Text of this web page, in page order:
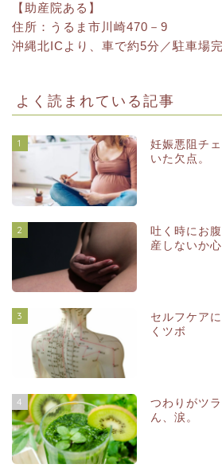
【助産院ある】
住所：うるま市川崎470－9
沖縄北ICより、車で約5分／駐車場
よく読まれている記事
1
妊娠悪阻チ
いた欠点。
2
吐く時にお
産しないか
3
セルフケア
くツボ
4
つわりがツ
ん、涙。